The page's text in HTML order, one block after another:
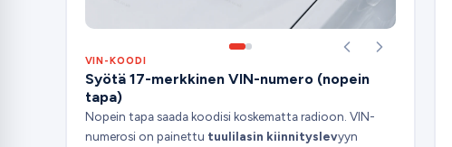
VIN-KOODI
Syötä 17-merkkinen VIN-numero (nopein
tapa)
Nopein tapa saada koodisi koskematta radioon. VIN-
numerosi on painettu tuulilasin kiinnityslevyyn